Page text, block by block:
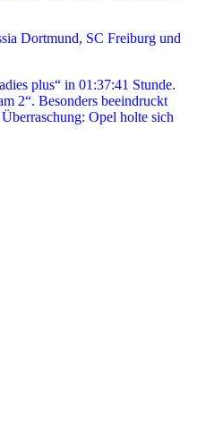
Dortmund, SC Freiburg und
plus“ in 01:37:41 Stunde.
2“. Besonders beeindruckt
Opel holte sich